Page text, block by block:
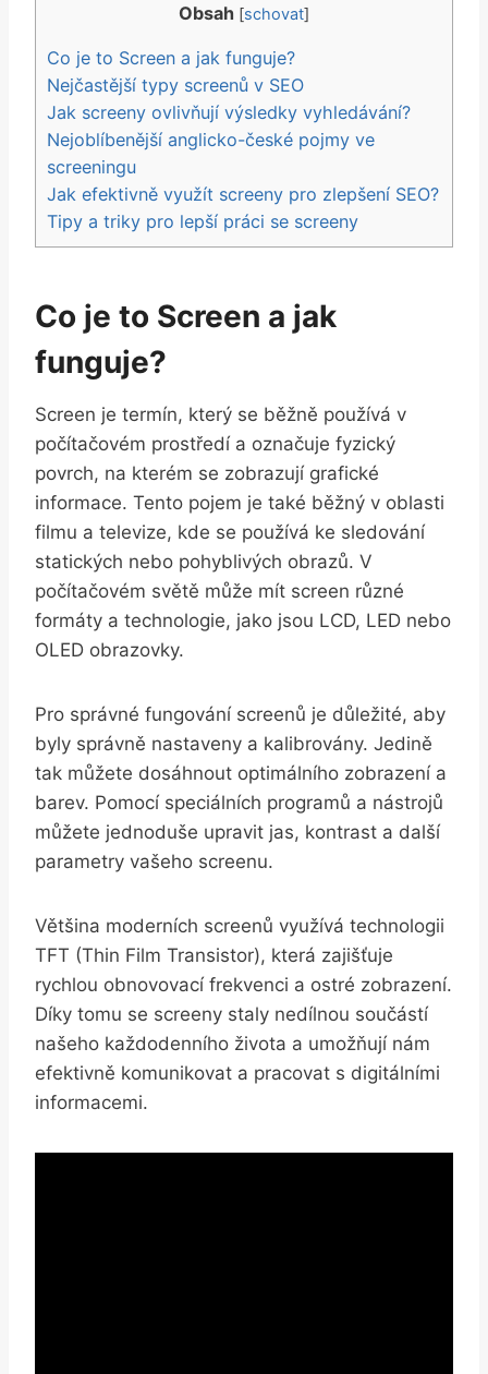
Obsah [schovat]
Co ​je to⁣ Screen a⁤ jak funguje?
Nejčastější typy screenů v SEO
Jak screeny ovlivňují výsledky vyhledávání?
Nejoblíbenější ⁢anglicko-české pojmy ve
screeningu
Jak ⁢efektivně využít ⁣screeny pro zlepšení SEO?
Tipy a triky ⁢pro lepší práci se screeny
Co ​je to⁣ Screen a⁤ jak
funguje?
Screen je‍ termín, který ⁢se běžně používá v
počítačovém prostředí a označuje fyzický
‍povrch, na⁤ kterém ‍se⁣ zobrazují grafické⁤
informace. Tento pojem‍ je také běžný ⁤v oblasti
filmu a televize, kde se používá ke sledování
statických nebo pohyblivých obrazů. V
počítačovém‌ světě může mít ‍screen různé
formáty⁣ a technologie, jako ⁤jsou LCD, LED nebo
OLED obrazovky.
Pro ‍správné fungování screenů je důležité, aby
byly správně nastaveny a kalibrovány. Jedině
tak můžete dosáhnout optimálního zobrazení ⁤a
barev. Pomocí​ speciálních programů a nástrojů
můžete ‍jednoduše ‍upravit jas, kontrast​ a další
parametry vašeho screenu.
Většina‍ moderních screenů využívá⁤ technologii​
TFT (Thin Film Transistor), která zajišťuje
⁣rychlou obnovovací⁤ frekvenci ​a ostré⁢ zobrazení.
Díky tomu se screeny⁣ staly​ nedílnou součástí
našeho⁣ každodenního života ⁣a umožňují⁤ nám
‍efektivně komunikovat a pracovat⁢ s digitálními
informacemi.